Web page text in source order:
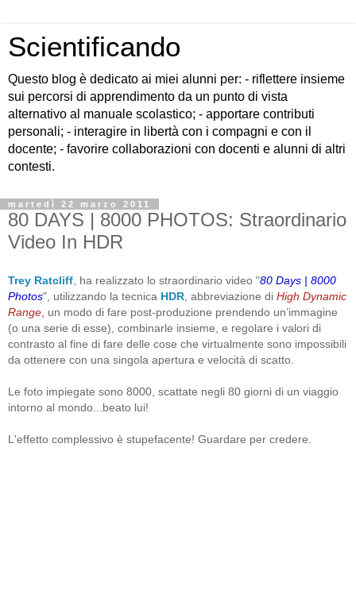
Scientificando
Questo blog è dedicato ai miei alunni per: - riflettere insieme
sui percorsi di apprendimento da un punto di vista
alternativo al manuale scolastico; - apportare contributi
personali; - interagire in libertà con i compagni e con il
docente; - favorire collaborazioni con docenti e alunni di altri
contesti.
martedì 22 marzo 2011
80 DAYS | 8000 PHOTOS: Straordinario
Video In HDR
Trey Ratcliff , ha realizzato lo straordinario video "80 Days | 8000
Photos", utilizzando la tecnica HDR , abbreviazione di High Dynamic
Range un modo di fare post-produzione prendendo un’immagine
(o una serie di esse), combinarle insieme, e regolare i valori di
contrasto al fine di fare delle cose che virtualmente sono impossibili
da ottenere con una singola apertura e velocità di scatto.
Le foto impiegate sono 8000, scattate negli 80 giorni di un viaggio
intorno al mondo...beato lui!
L'effetto complessivo è stupefacente! Guardare per credere.